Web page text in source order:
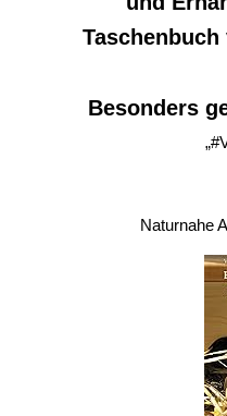
Besonders
Naturnahe